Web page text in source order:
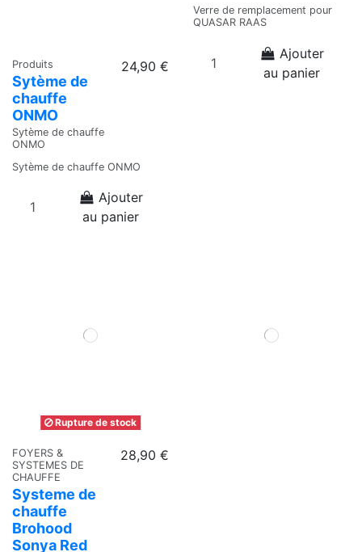
Produits
Sytème de
chauffe
ONMO
Sytème de chauffe
ONMO
24,90 €
Sytème de chauffe ONMO
Ajouter
au panier
Verre de remplacement pour
QUASAR RAAS
Ajouter
au panier
Rupture de stock
FOYERS &
SYSTEMES DE
CHAUFFE
Systeme de
chauffe
Brohood
Sonya Red
28,90 €